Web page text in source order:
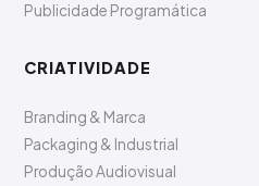
Publicidade Programática
CRIATIVIDADE
Branding & Marca
Packaging & Industrial
Produção Audiovisual